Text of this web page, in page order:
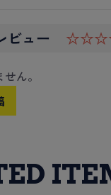
ビュー
ん。